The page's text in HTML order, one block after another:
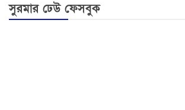
সুরমার ঢেউ ফেসবুক